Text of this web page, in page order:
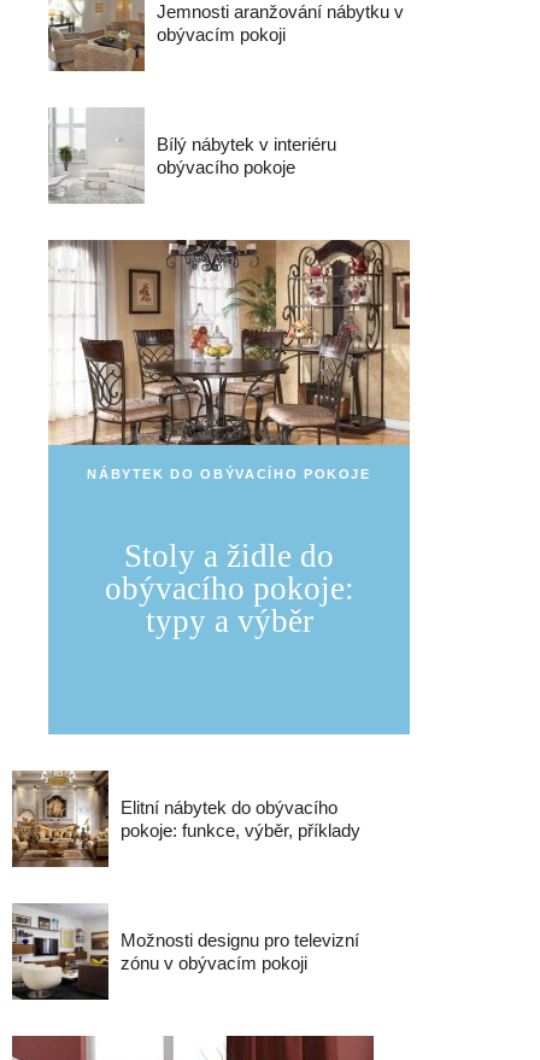
Jemnosti aranžování nábytku v
obývacím pokoji
Bílý nábytek v interiéru
obývacího pokoje
NÁBYTEK DO OBÝVACÍHO POKOJE
Stoly a židle do
obývacího pokoje:
typy a výběr
Elitní nábytek do obývacího
pokoje: funkce, výběr, příklady
Možnosti designu pro televizní
zónu v obývacím pokoji